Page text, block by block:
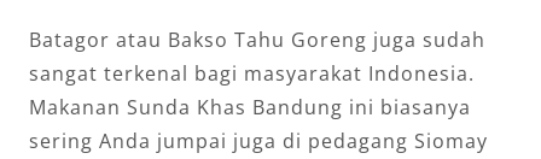
Batagor atau Bakso Tahu Goreng juga sudah
sangat terkenal bagi masyarakat Indonesia.
Makanan Sunda Khas Bandung ini biasanya
sering Anda jumpai juga di pedagang Siomay